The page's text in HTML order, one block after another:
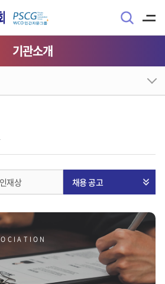
기관소개
인재상 채용 공고